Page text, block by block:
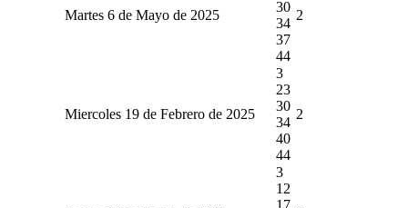
Martes 6 de Mayo de 2025
30
34
37
44
2
Miercoles 19 de Febrero de 2025
3
23
30
34
40
44
2
3
12
17